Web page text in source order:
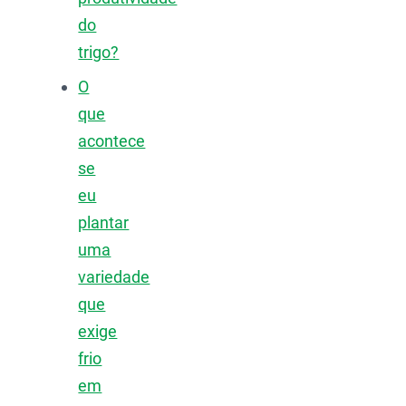
do
trigo?
O
que
acontece
se
eu
plantar
uma
variedade
que
exige
frio
em